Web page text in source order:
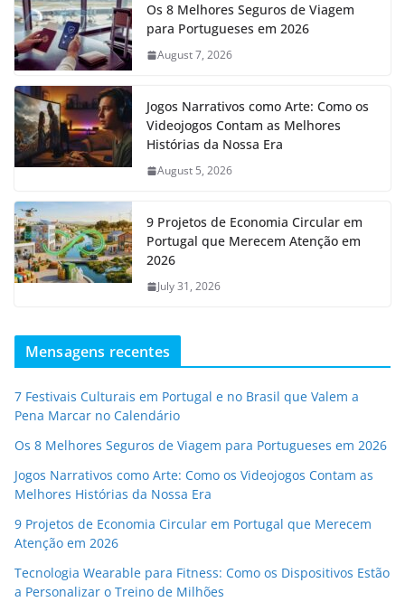
Os 8 Melhores Seguros de Viagem
para Portugueses em 2026
August 7, 2026
Jogos Narrativos como Arte: Como os
Videojogos Contam as Melhores
Histórias da Nossa Era
August 5, 2026
9 Projetos de Economia Circular em
Portugal que Merecem Atenção em
2026
July 31, 2026
Mensagens recentes
7 Festivais Culturais em Portugal e no Brasil que Valem a
Pena Marcar no Calendário
Os 8 Melhores Seguros de Viagem para Portugueses em 2026
Jogos Narrativos como Arte: Como os Videojogos Contam as
Melhores Histórias da Nossa Era
9 Projetos de Economia Circular em Portugal que Merecem
Atenção em 2026
Tecnologia Wearable para Fitness: Como os Dispositivos Estão
a Personalizar o Treino de Milhões